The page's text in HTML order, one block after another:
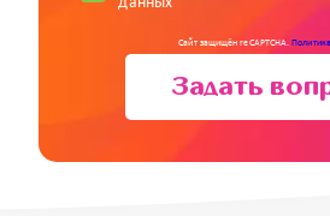
Сайт защищён reCAPTCHA.Политика
Задать